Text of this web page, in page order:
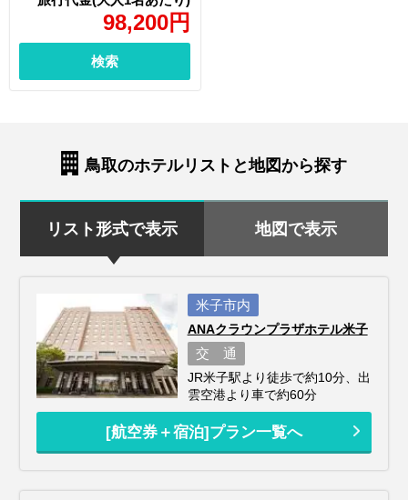
98,200円
検索
鳥取のホテルリストと地図から探す
リスト形式で表示 地図で表示
米子市内
ANAクラウンプラザホテル米子
交 通
JR米子駅より徒歩で約10分、出
雲空港より車で約60分
[航空券＋宿泊]プラン一覧へ